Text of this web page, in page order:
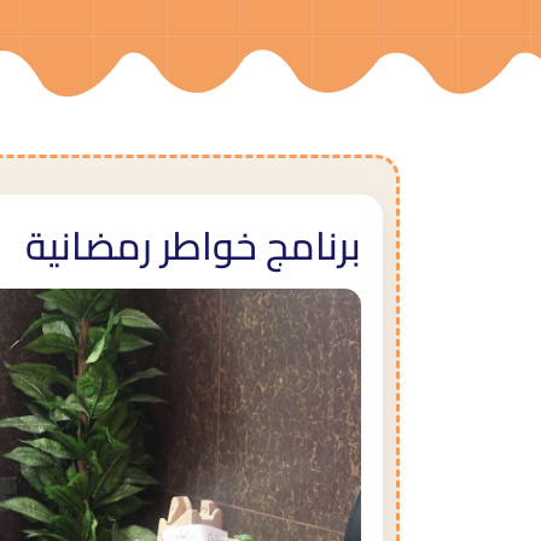
برنامج خواطر رمضانية